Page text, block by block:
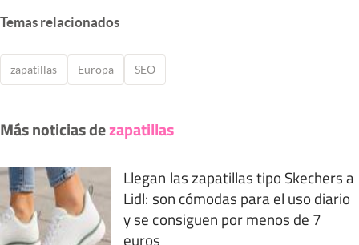
Temas relacionados
zapatillas Europa SEO
Más noticias dezapatillas
Llegan las zapatillas tipo Skechers a
Lidl: son cómodas para el uso diario
y se consiguen por menos de 7
euros